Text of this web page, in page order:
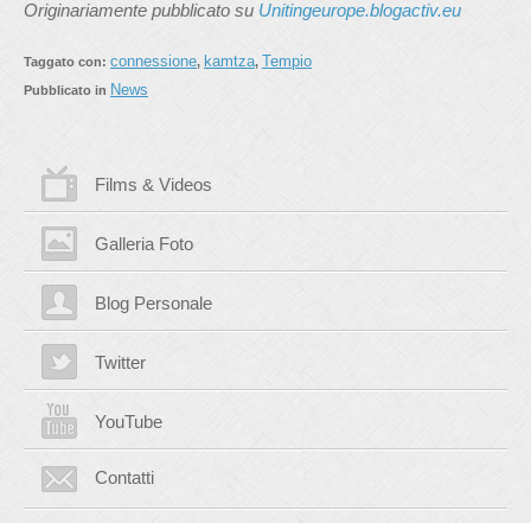
Originariamente pubblicato su Unitingeurope.blogactiv.eu
Taggato con: connessione, kamtza, Tempio
Pubblicato in News
Films & Videos
Galleria Foto
Blog Personale
Twitter
YouTube
Contatti